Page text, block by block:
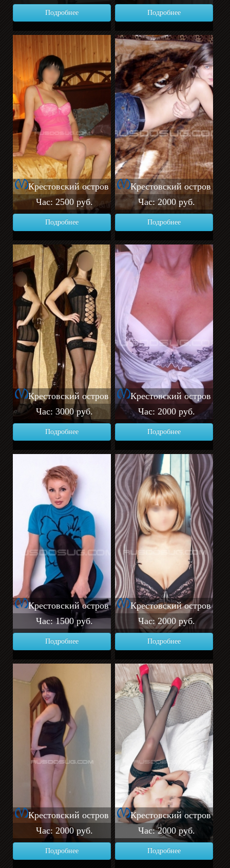
Подробнее Подробнее
Крестовский остров
Час: 2500 руб.
Подробнее
Крестовский остров
Час: 2000 руб.
Подробнее
Крестовский остров
Час: 3000 руб.
Подробнее
Крестовский остров
Час: 2000 руб.
Подробнее
Крестовский остров
Час: 1500 руб.
Подробнее
Крестовский остров
Час: 2000 руб.
Подробнее
Крестовский остров
Час: 2000 руб.
Подробнее
Крестовский остров
Час: 2000 руб.
Подробнее